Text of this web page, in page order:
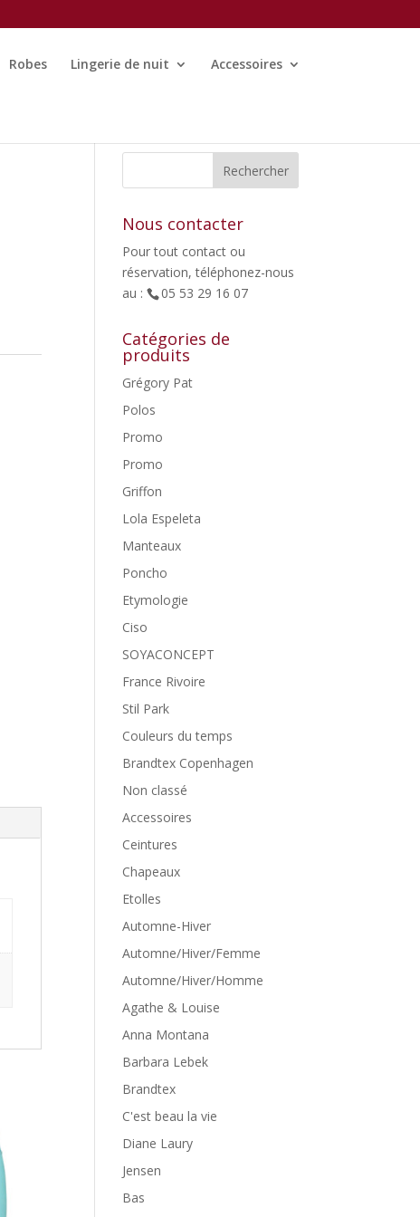
Robes Lingerie de nuit Accessoires
Nous contacter
Pour tout contact ou
réservation, téléphonez-nous
au :
05 53 29 16 07
Catégories de
produits
Grégory Pat
Polos
Promo
Promo
Griffon
Lola Espeleta
Manteaux
Poncho
Etymologie
Ciso
SOYACONCEPT
France Rivoire
Stil Park
Couleurs du temps
Brandtex Copenhagen
Non classé
Accessoires
Ceintures
Chapeaux
Etolles
Automne-Hiver
Automne/Hiver/Femme
Automne/Hiver/Homme
Agathe & Louise
Anna Montana
Barbara Lebek
Brandtex
C'est beau la vie
Diane Laury
Jensen
Bas